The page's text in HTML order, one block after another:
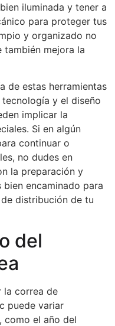
iluminada y tener a
para proteger tus
y organizado no
mejora la
de estas herramientas
y el diseño
implicar la
Si en algún
continuar o
no dudes en
la preparación y
encaminado para
distribución de tu
del
la correa de
puede variar
como el año del